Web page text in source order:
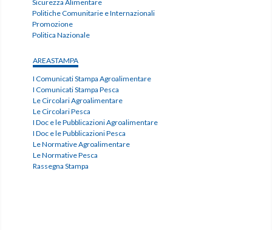
Sicurezza Alimentare
Politiche Comunitarie e Internazionali
Promozione
Politica Nazionale
AREASTAMPA
I Comunicati Stampa Agroalimentare
I Comunicati Stampa Pesca
Le Circolari Agroalimentare
Le Circolari Pesca
I Doc e le Pubblicazioni Agroalimentare
I Doc e le Pubblicazioni Pesca
Le Normative Agroalimentare
Le Normative Pesca
Rassegna Stampa